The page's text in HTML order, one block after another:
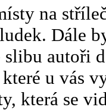
na
Dále
autoři
u vás
která se